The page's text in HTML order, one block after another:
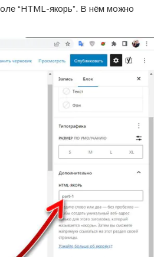
“HTML-якорь”. В нём можно